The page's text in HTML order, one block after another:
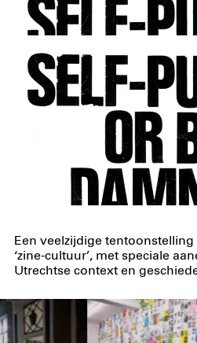
Een veelzijdige
‘zine-cultuur’, met speciale
Utrechtse context en